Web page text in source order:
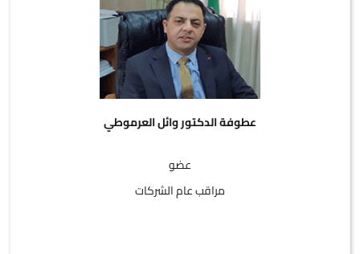
عطوفة الدكتور وائل العرموطي
عضو
مراقب عام الشركات